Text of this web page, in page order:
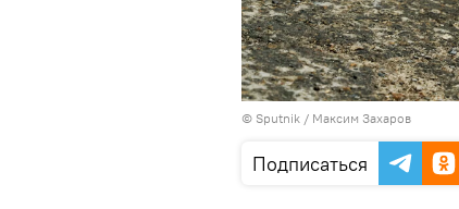
© Sputnik / Максим Захаров
Подписаться